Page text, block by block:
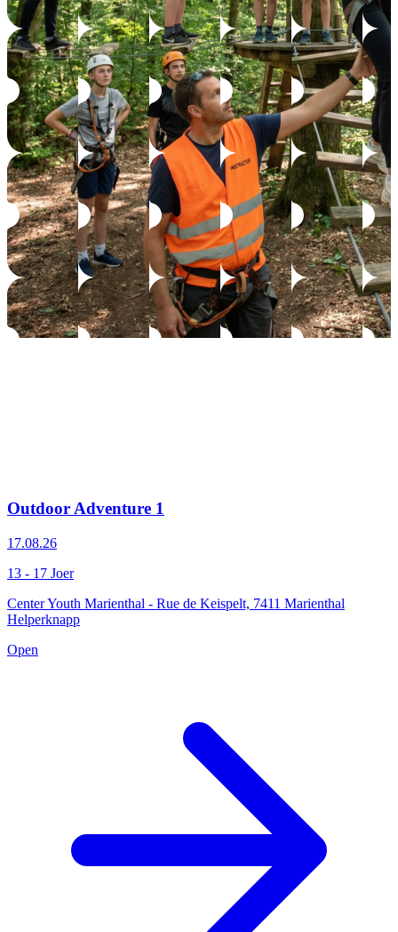
Outdoor Adventure 1
17.08.26
13 - 17 Joer
Center Youth Marienthal - Rue de Keispelt, 7411 Marienthal
Helperknapp
Open